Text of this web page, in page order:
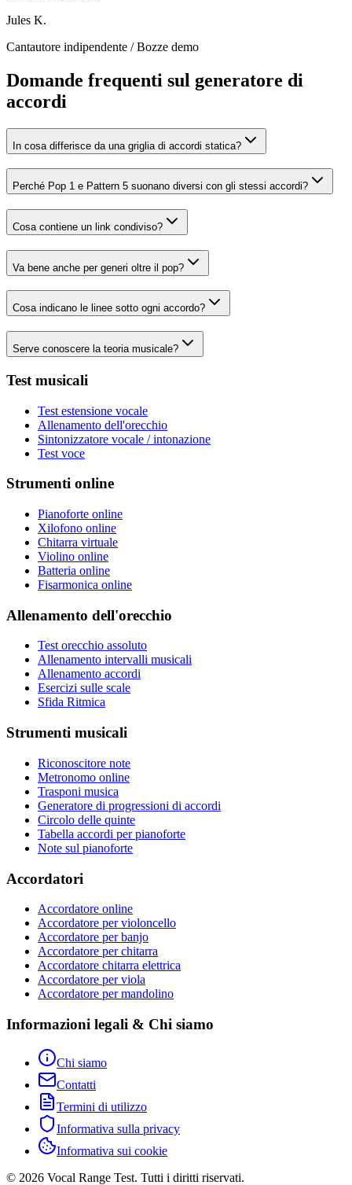
Jules K.
Cantautore indipendente /Bozze demo
Domande frequenti sul generatore di
accordi
In cosa differisce da una griglia di accordi statica?
Perché Pop 1 e Pattern 5 suonano diversi con gli stessi accordi?
Cosa contiene un link condiviso?
Va bene anche per generi oltre il pop?
Cosa indicano le linee sotto ogni accordo?
Serve conoscere la teoria musicale?
Test musicali
Test estensione vocale
Allenamento dell'orecchio
Sintonizzatore vocale / intonazione
Test voce
Strumenti online
Pianoforte online
Xilofono online
Chitarra virtuale
Violino online
Batteria online
Fisarmonica online
Allenamento dell'orecchio
Test orecchio assoluto
Allenamento intervalli musicali
Allenamento accordi
Esercizi sulle scale
Sfida Ritmica
Strumenti musicali
Riconoscitore note
Metronomo online
Trasponi musica
Generatore di progressioni di accordi
Circolo delle quinte
Tabella accordi per pianoforte
Note sul pianoforte
Accordatori
Accordatore online
Accordatore per violoncello
Accordatore per banjo
Accordatore per chitarra
Accordatore chitarra elettrica
Accordatore per viola
Accordatore per mandolino
Informazioni legali & Chi siamo
Chi siamo
Contatti
Termini di utilizzo
Informativa sulla privacy
Informativa sui cookie
© 2026 Vocal Range Test. Tutti i diritti riservati.